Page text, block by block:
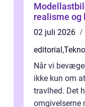
realisme og
02 juli 2026
editorial,
Når vi
ikke kun om
travlhed. Det
omgivelserne